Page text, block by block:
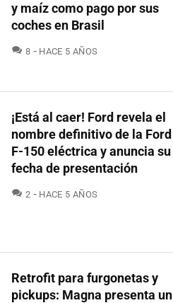
y maíz como pago por sus
coches en Brasil
8 COMENTARIOS
HACE 5 AÑOS
¡Está al caer! Ford revela el
nombre definitivo de la Ford
F-150 eléctrica y anuncia su
fecha de presentación
2 COMENTARIOS
HACE 5 AÑOS
Retrofit para furgonetas y
pickups: Magna presenta un